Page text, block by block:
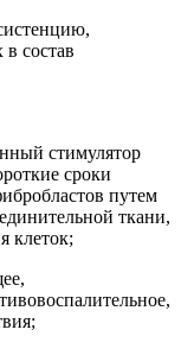
состав
стимулятор
сроки
путем
ткани,
клеток;